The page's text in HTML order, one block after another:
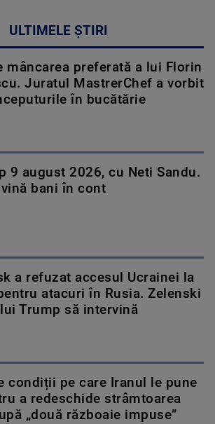
ULTIMELE ȘTIRI
mâncarea preferată a lui Florin
Juratul MastrerChef a vorbit
în bucătărie
9 august 2026, cu Neti Sandu.
vină bani în cont
a refuzat accesul Ucrainei la
atacuri în Rusia. Zelenski
Trump să intervină
condiții pe care Iranul le pune
a redeschide strâmtoarea
„două războaie impuse”